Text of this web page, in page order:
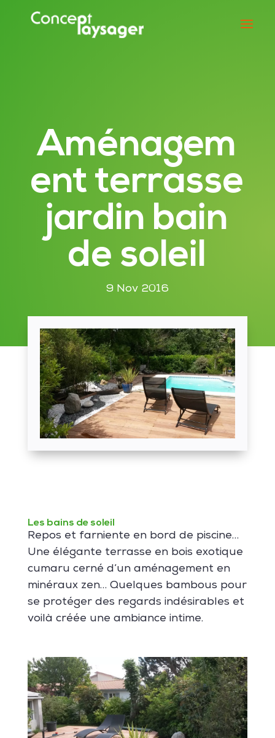
Aménagem
ent terrasse
jardin bain
de soleil
9 Nov 2016
Les bains de soleil
Repos et farniente en bord de piscine…
Une élégante terrasse en bois exotique
cumaru cerné d’un aménagement en
minéraux zen… Quelques bambous pour
se protéger des regards indésirables et
voilà créée une ambiance intime.